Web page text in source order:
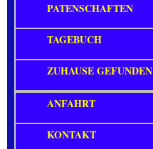
PATENSCHAFTEN
TAGEBUCH
ZUHAUSE GEFUNDEN
ANFAHRT
KONTAKT